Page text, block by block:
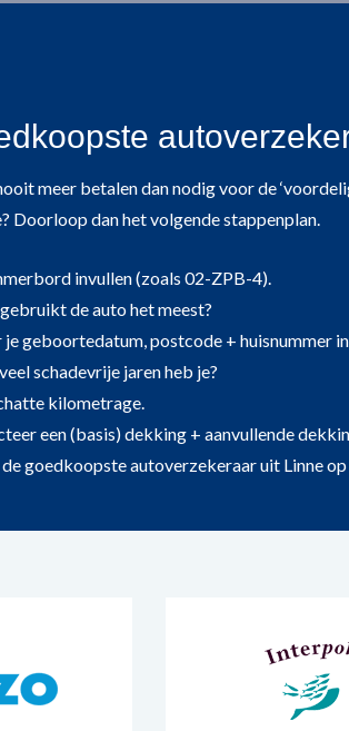
meer betalen dan nodig voor de
Doorloop dan het volgende stappenplan.
invullen (zoals 02-ZPB-4).
de auto het meest?
je geboortedatum, postcode + huisnummer
schadevrije jaren heb je?
kilometrage.
een (basis) dekking + aanvullende
de goedkoopste autoverzekeraar uit Linne